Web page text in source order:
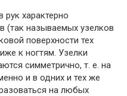
рук характерно
(так называемых узелков
поверхности тех
к ногтям. Узелки
симметрично, т. е. на
и в одних и тех же
на любых